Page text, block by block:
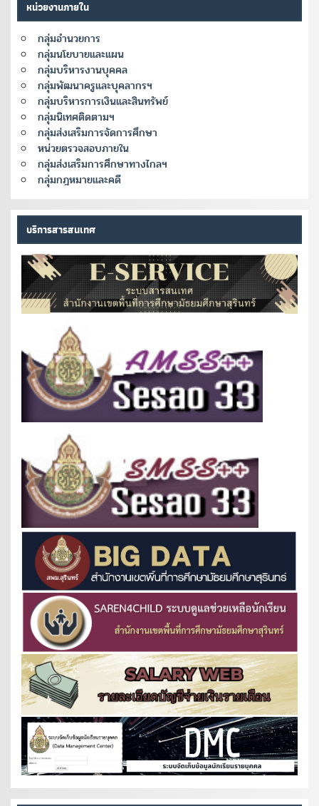
หน่วยงานภายใน
กลุ่มอำนวยการ
กลุ่มนโยบายและแผน
กลุ่มบริหารงานบุคคล
กลุ่มพัฒนาครูและบุคลากรฯ
กลุ่มบริหารการเงินและสินทรัพย์
กลุ่มนิเทศติดตามฯ
กลุ่มส่งเสริมการจัดการศึกษา
หน่วยตรวจสอบภายใน
กลุ่มส่งเสริมการศึกษาทางไกลฯ
กลุ่มกฎหมายและคดี
บริการสารสนเทศ